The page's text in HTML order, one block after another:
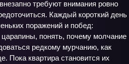
требуют внимания ровно
Каждый короткий день
поражений и побед:
царапины, понять, почему молчание
редкому мурчанию, как
Пока квартира становится их